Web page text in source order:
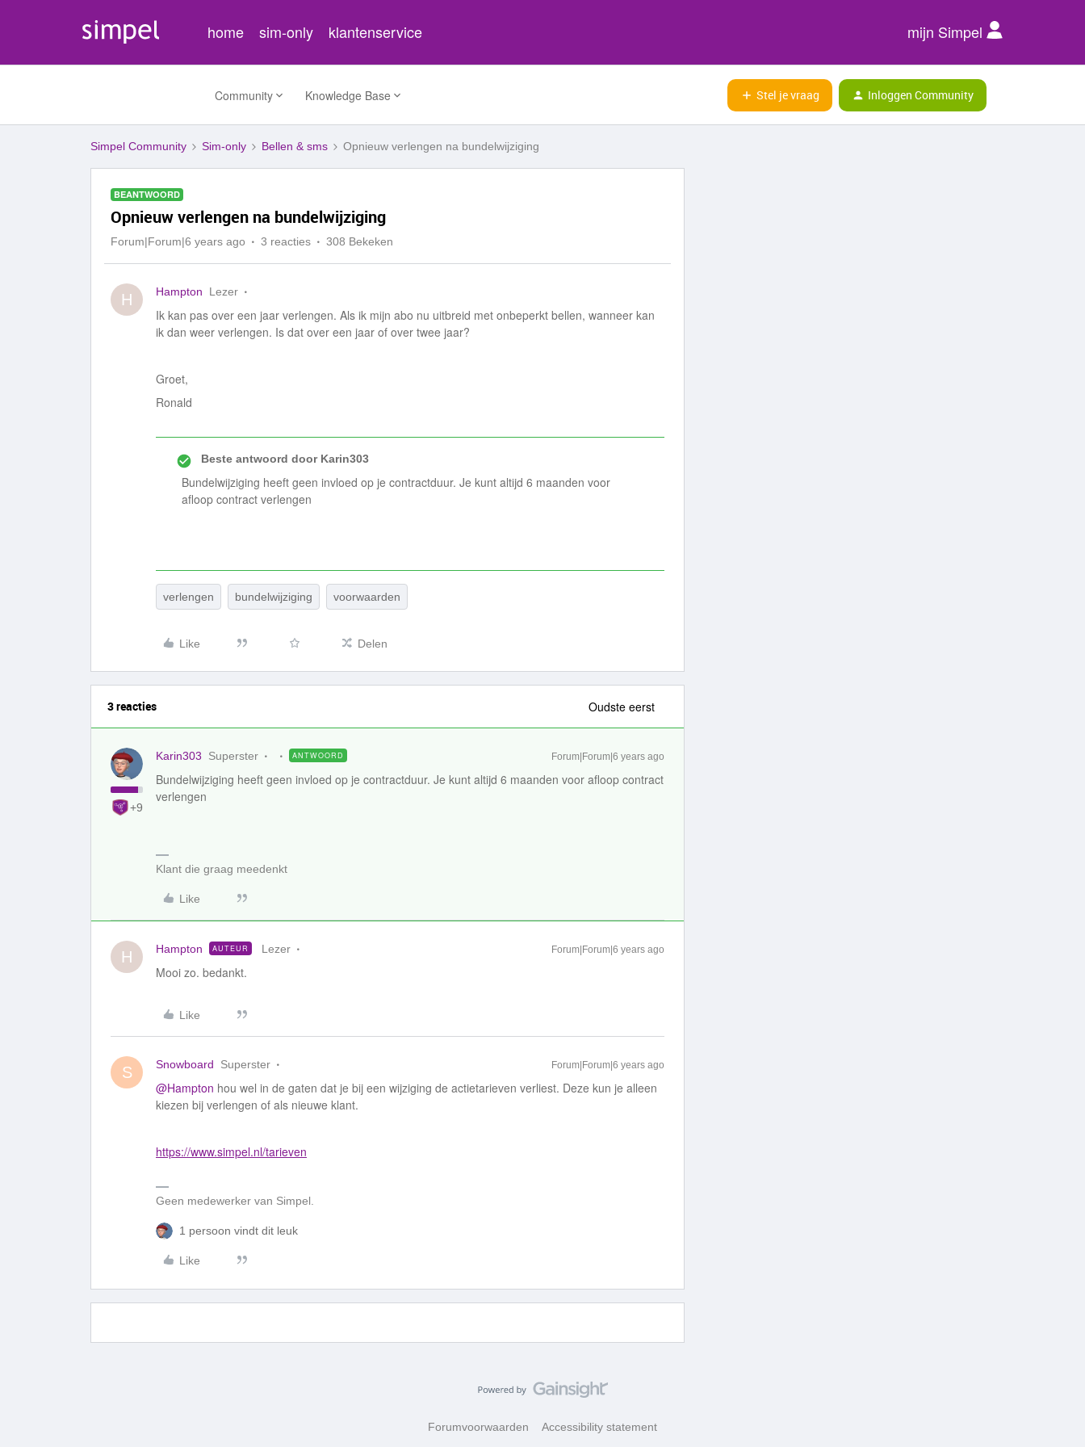
home sim-only klantenservice mijn Simpel
Community Knowledge Base Stel je vraag Inloggen Community
Simpel Community Sim-only Bellen & sms Opnieuw verlengen na bundelwijziging
BEANTWOORD
Opnieuw verlengen na bundelwijziging
Forum|Forum|6 years ago 3 reacties 308 Bekeken
H Hampton Lezer
Ik kan pas over een jaar verlengen. Als ik mijn abo nu uitbreid met onbeperkt bellen, wanneer kan
ik dan weer verlengen. Is dat over een jaar of over twee jaar?
Groet,
Ronald
Beste antwoord doorKarin303
Bundelwijziging heeft geen invloed op je contractduur. Je kunt altijd 6 maanden voor
afloop contract verlengen
verlengen bundelwijziging voorwaarden
Like Delen
3 reacties Oudste eerst
+9
Karin303 Superster ANTWOORD Forum|Forum|6 years ago
Bundelwijziging heeft geen invloed op je contractduur. Je kunt altijd 6 maanden voor afloop contract
verlengen
Klant die graag meedenkt
Like
H Hampton AUTEUR Lezer Forum|Forum|6 years ago
Mooi zo. bedankt.
Like
S Snowboard Superster Forum|Forum|6 years ago
@Hampton hou wel in de gaten dat je bij een wijziging de actietarieven verliest. Deze kun je alleen
kiezen bij verlengen of als nieuwe klant.
https://www.simpel.nl/tarieven
Geen medewerker van Simpel.
1 persoon vindt dit leuk
Like
Forumvoorwaarden Accessibility statement